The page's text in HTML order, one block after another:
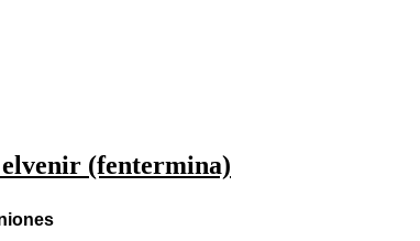
(fentermina)